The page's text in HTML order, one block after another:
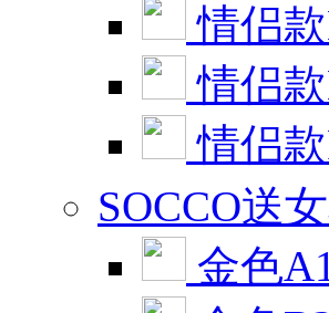
情侣
情侣
情侣
SOCCO送
金色